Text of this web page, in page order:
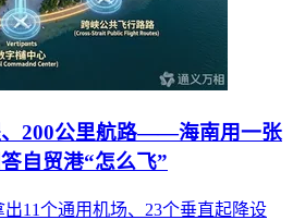
、200公里航路——海南用一张
自贸港“怎么飞”
11个通用机场、23个垂直起降设